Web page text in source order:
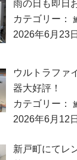
雨の日も即日
カテゴリー：
2026年6月23日
ウルトラファ
器大好評！
カテゴリー：
2026年6月12日
新戸町にてレ